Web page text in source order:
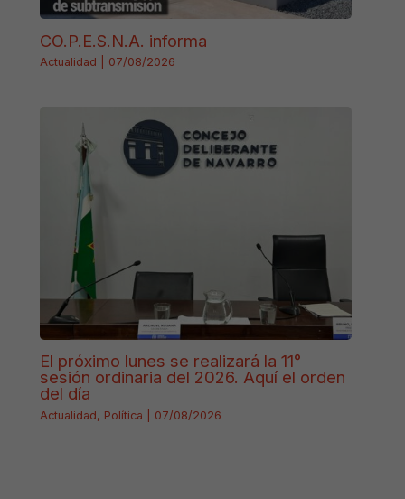
CO.P.E.S.N.A. informa
Actualidad 07/08/2026
El próximo lunes se realizará la 11°
sesión ordinaria del 2026. Aquí el orden
del día
Actualidad, Política 07/08/2026